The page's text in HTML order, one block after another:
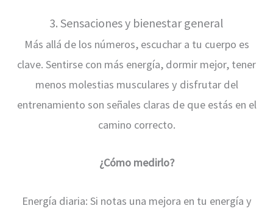
3. Sensaciones y bienestar general
Más allá de los números, escuchar a tu cuerpo es
clave. Sentirse con más energía, dormir mejor, tener
menos molestias musculares y disfrutar del
entrenamiento son señales claras de que estás en el
camino correcto.
¿Cómo medirlo?
Energía diaria: Si notas una mejora en tu energía y